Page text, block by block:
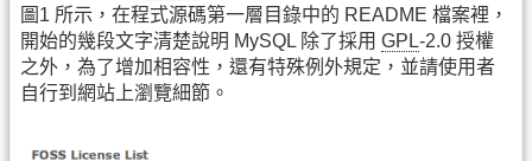
圖1 所示，在程式源碼第一層目錄中的 README 檔案裡，
開始的幾段文字清楚說明 MySQL 除了採用 GPL-2.0 授權
之外，為了增加相容性，還有特殊例外規定，並請使用者
自行到網站上瀏覽細節。